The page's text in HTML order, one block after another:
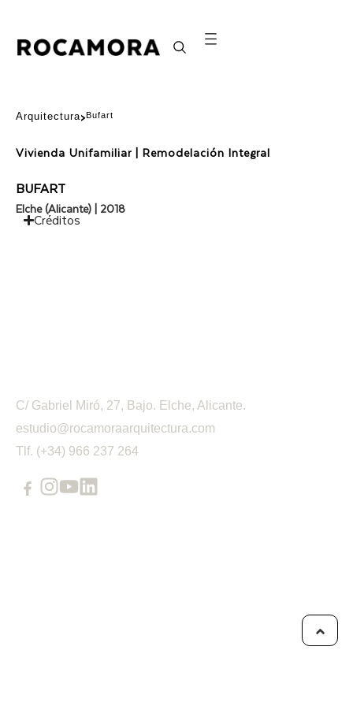
Arquitectura>Bufart
Vivienda Unifamiliar | Remodelación Integral
BUFART
Elche (Alicante) | 2018
Créditos
C/ Gabriel Miró, 27, Bajo. Elche, Alicante.
estudio@rocamoraarquitectura.com
Tlf. (+34) 966 237 264